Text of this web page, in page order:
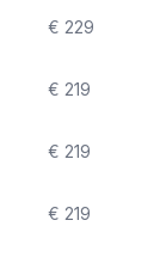
€ 229
€ 219
€ 219
€ 219